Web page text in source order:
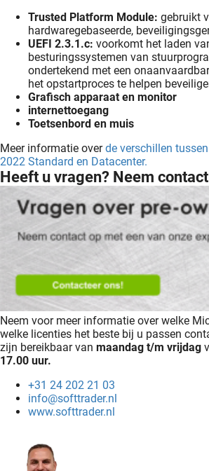
Trusted Platform Module: gebruikt
hardwaregebaseerde,
UEFI 2.3.1.c: voorkomt het laden
besturingssystemen van
ondertekend met een
het opstartproces te helpen
Grafisch apparaat en monitor
internettoegang
Toetsenbord en muis
Meer informatie overde verschillen
2022 Standard en Datacenter.
Heeft u vragen? Neem
Neem voor meer informatie over welke
welke licenties het beste bij u passen
zijn bereikbaar van maandag t/m vrijdag
17.00 uur.
+31 24 202 21 03
info@softtrader.nl
www.softtrader.nl